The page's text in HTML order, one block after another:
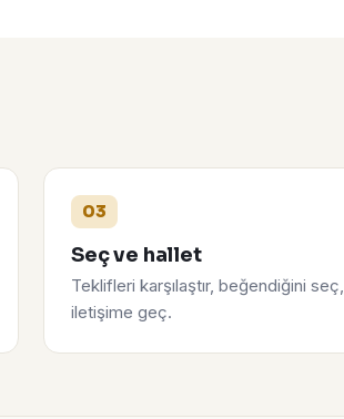
03
Seç ve hallet
Teklifleri karşılaştır, beğendiğini seç,
iletişime geç.